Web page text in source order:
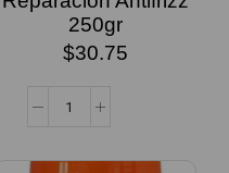
250gr
$30.75